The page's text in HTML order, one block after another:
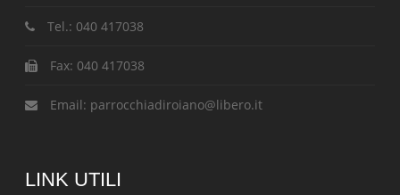
Tel.: 040 417038
Fax: 040 417038
Email: parrocchiadiroiano@libero.it
LINK UTILI